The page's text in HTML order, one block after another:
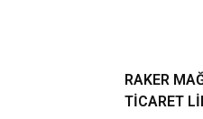
RAKER
TICARET